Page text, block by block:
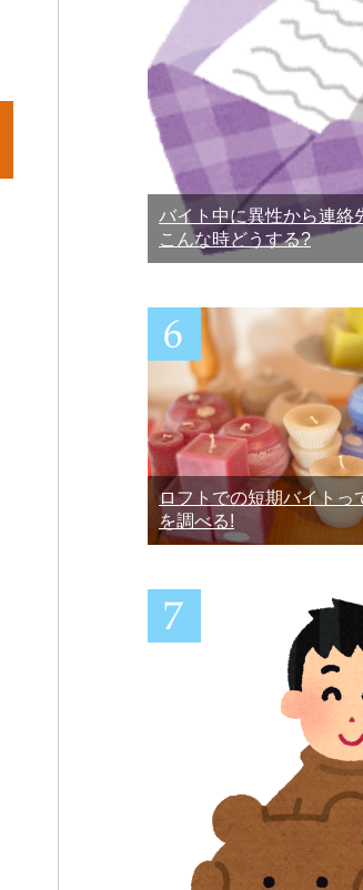
バイト中に異性から連
こんな時どうする?
ロフトでの短期バイトっ
を調べる!